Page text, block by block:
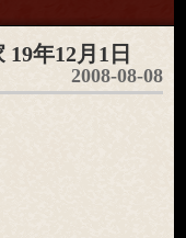
年12月1日
2008-08-08